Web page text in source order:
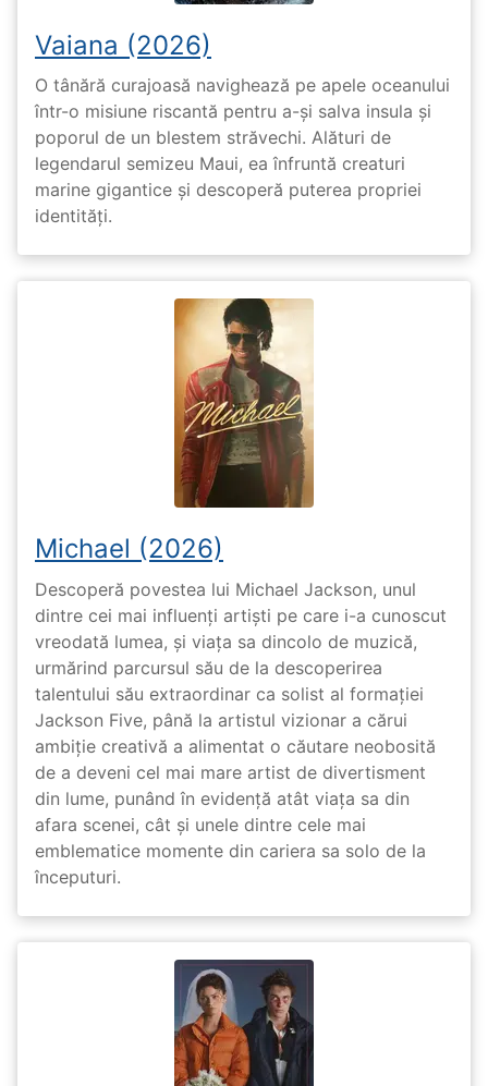
Vaiana (2026)
O tânără curajoasă navighează pe apele oceanului
într-o misiune riscantă pentru a-și salva insula și
poporul de un blestem străvechi. Alături de
legendarul semizeu Maui, ea înfruntă creaturi
marine gigantice și descoperă puterea propriei
identități.
Michael (2026)
Descoperă povestea lui Michael Jackson, unul
dintre cei mai influenți artiști pe care i-a cunoscut
vreodată lumea, și viața sa dincolo de muzică,
urmărind parcursul său de la descoperirea
talentului său extraordinar ca solist al formației
Jackson Five, până la artistul vizionar a cărui
ambiție creativă a alimentat o căutare neobosită
de a deveni cel mai mare artist de divertisment
din lume, punând în evidență atât viața sa din
afara scenei, cât și unele dintre cele mai
emblematice momente din cariera sa solo de la
începuturi.